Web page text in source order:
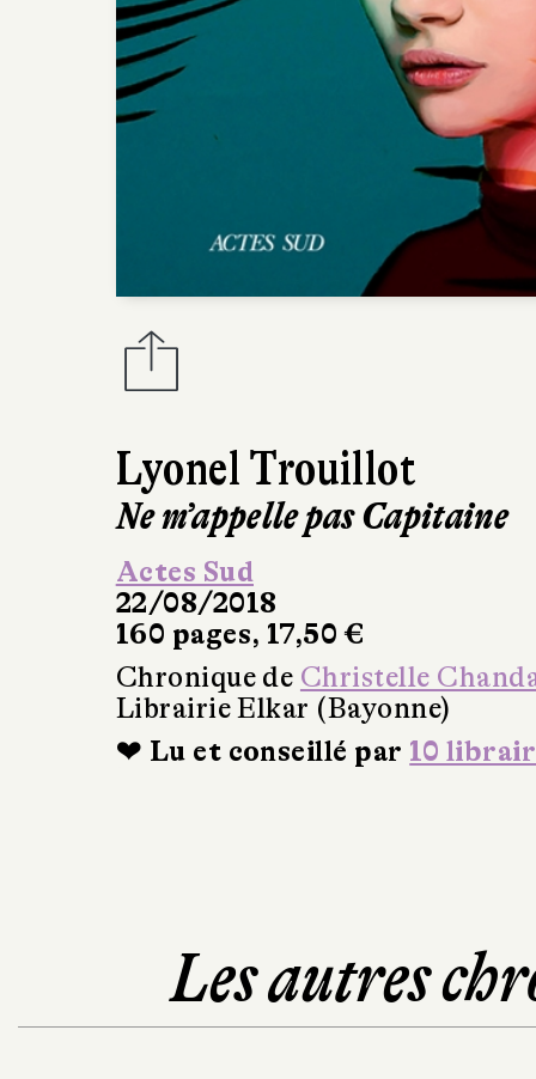
Lyonel Trouillot
Ne m’appelle pas Capitaine
Actes Sud
22/08/2018
160 pages, 17,50 €
Chronique de Christelle
Librairie Elkar (Bayonne)
❤ Lu et conseillé par 10
Les autres